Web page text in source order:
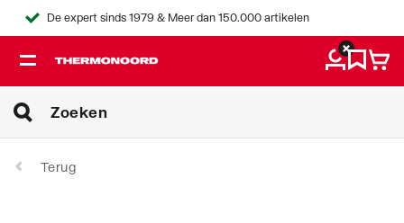
De expert sinds 1979 & Meer dan 150.000 artikelen
Terug